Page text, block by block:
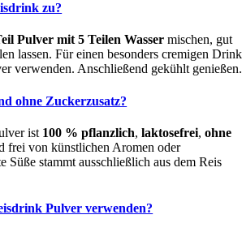
zu?
Pulver mit 5 Teilen Wasser mischen, gut
lassen. Für einen besonders cremigen Drink
verwenden. Anschließend gekühlt genießen.
ohne Zuckerzusatz?
ist 100 % pflanzlich,laktosefrei,ohne
frei von künstlichen Aromen oder
Süße stammt ausschließlich aus dem Reis
Pulver verwenden?